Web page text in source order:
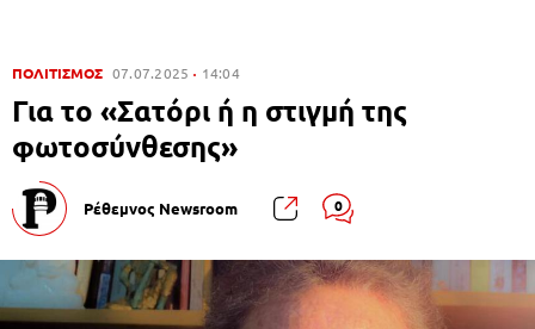
ΠΟΛΙΤΙΣΜΟΣ 07.07.2025 14:04
Για το «Σατόρι ή η στιγμή της
φωτοσύνθεσης»
Ρέθεμνος Newsroom 0